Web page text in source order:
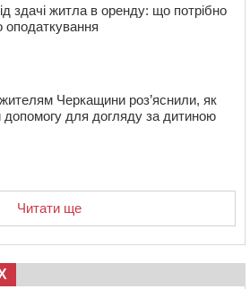
здачі житла в оренду: що потрібно
оподаткування
Черкащини роз’яснили, як
допомогу для догляду за дитиною
Читати ще